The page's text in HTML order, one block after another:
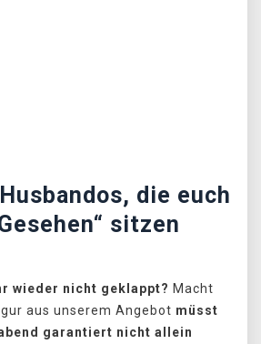
die euch
sitzen
wieder nicht geklappt? Macht
aus unserem Angebot müsst
garantiert nicht allein